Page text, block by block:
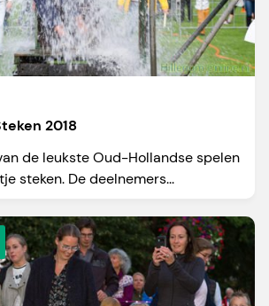
2018
de leukste Oud-Hollandse spelen
steken. De deelnemers...